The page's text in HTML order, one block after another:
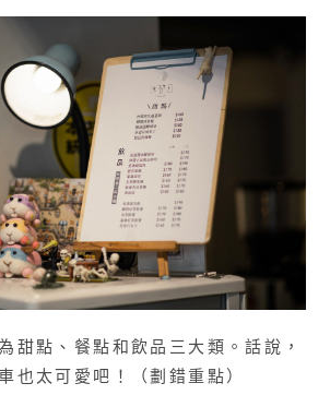
甜點、餐點和飲品三大類。話說，
也太可愛吧！（劃錯重點）